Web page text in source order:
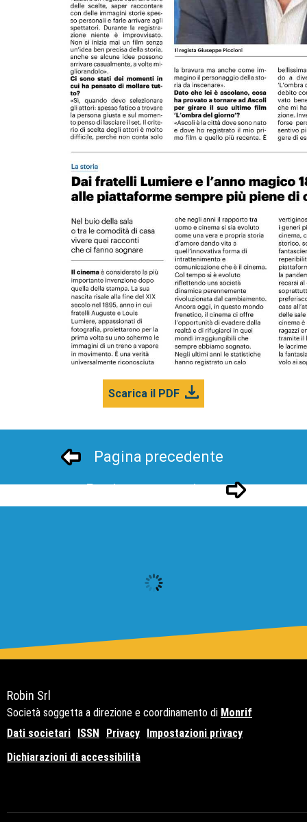
Scarica il PDF
Pagina precedente
Pagina successivo
Robin Srl
Società soggetta a direzione e coordinamento di Monrif
Dati societari
ISSN Privacy
Impostazioni privacy
Dichiarazioni di accessibilità